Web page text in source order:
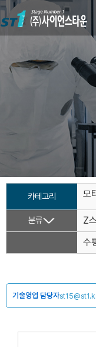
카테고리 모
분류
Z
수
기술영업 담당자